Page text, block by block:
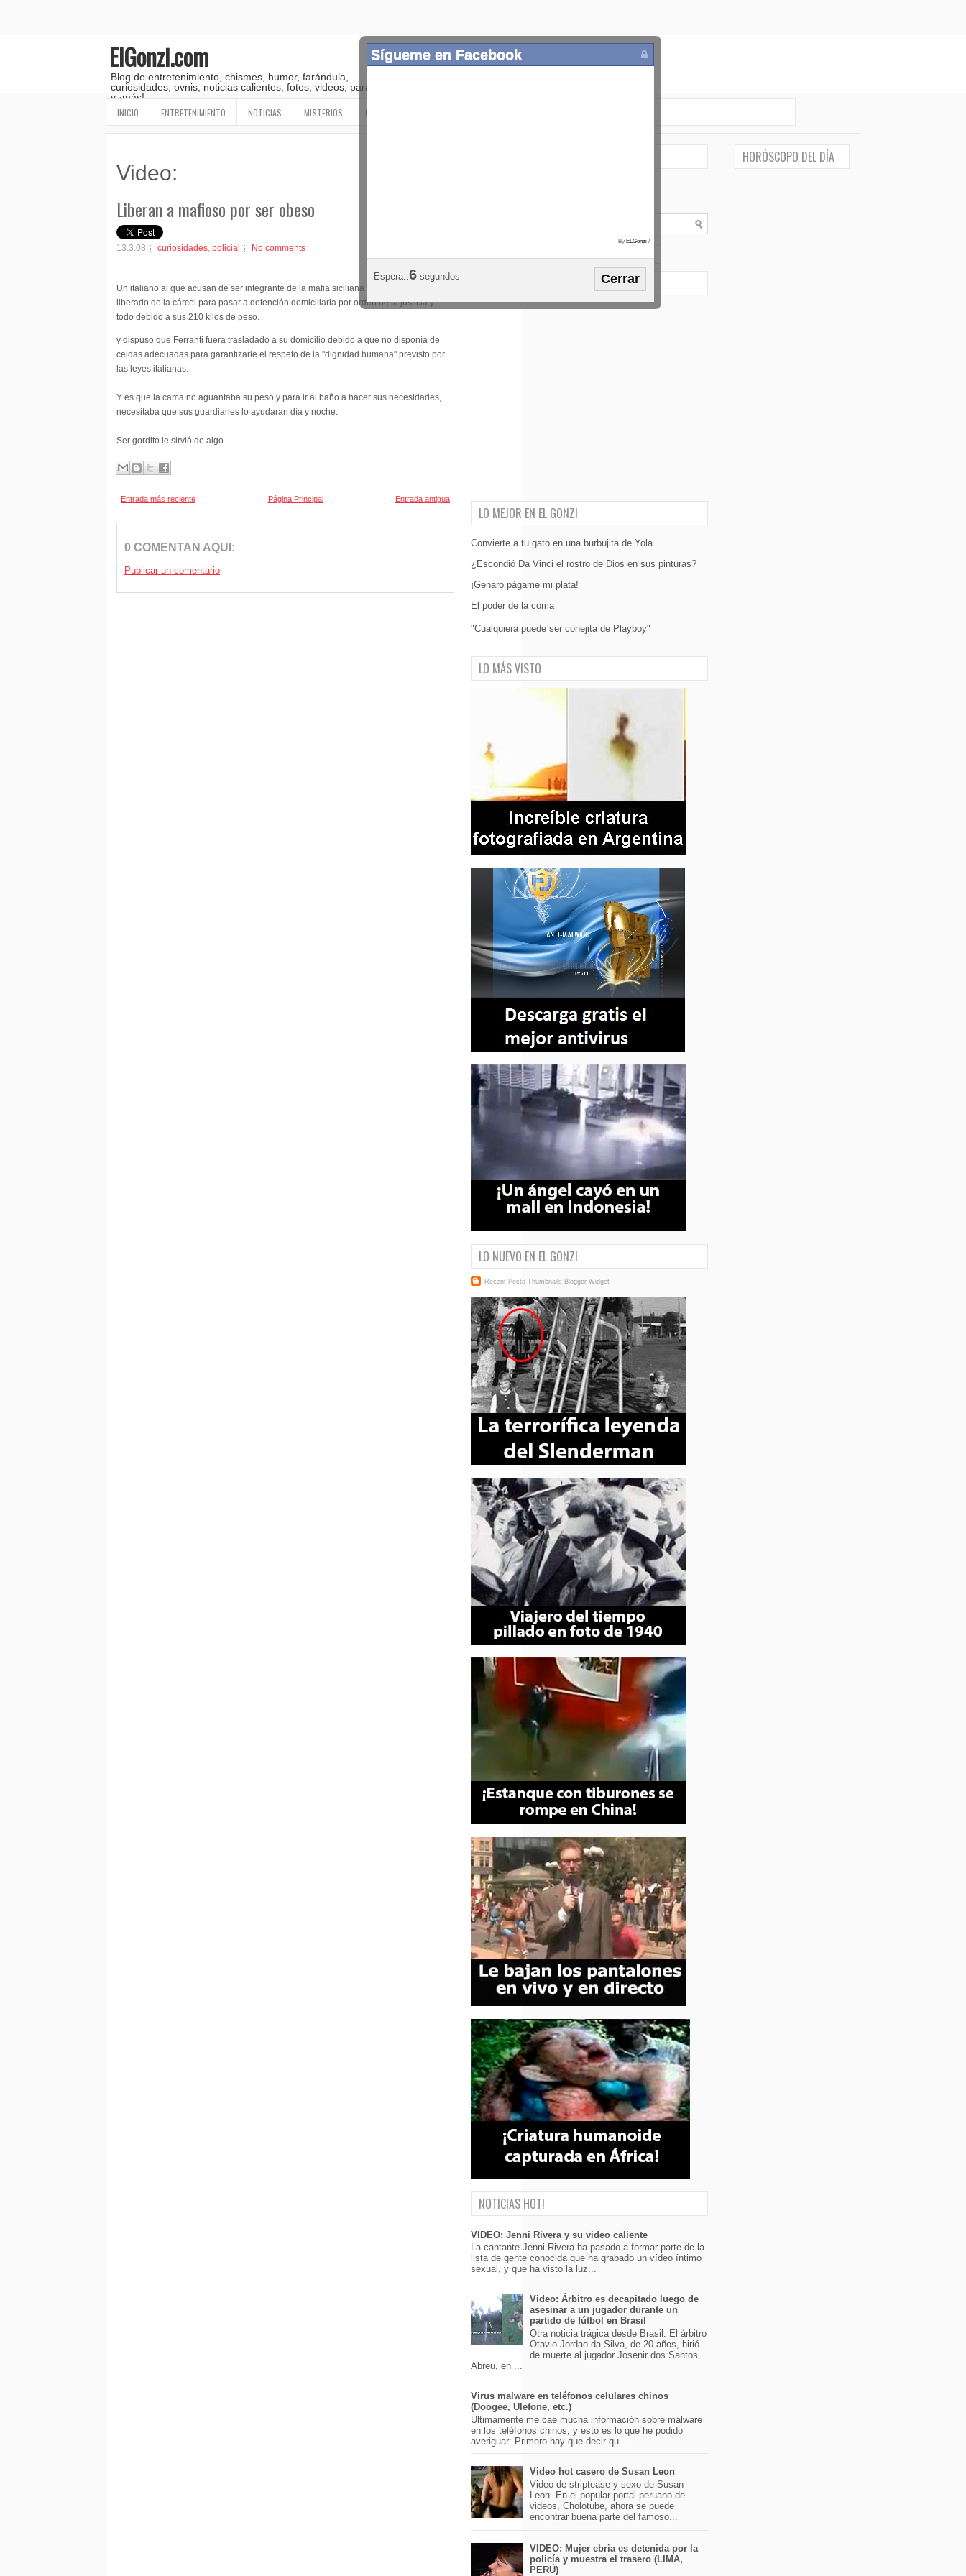
ElGonzi.com
Blog de entretenimiento, chismes, humor, farándula,
curiosidades, ovnis, noticias calientes, fotos, videos, paranormal
y ¡más!
INICIO ENTRETENIMIENTO NOTICIAS MISTERIOS OTROS
Video:
Liberan a mafioso por ser obeso
13.3.08 curiosidades, policial No comments
Un italiano al que acusan de ser integrante de la mafia siciliana Cosa Nostra, fue
liberado de la cárcel para pasar a detención domiciliaria por orden de la justicia y
todo debido a sus 210 kilos de peso.
y dispuso que Ferranti fuera trasladado a su domicilio debido a que no disponía de
celdas adecuadas para garantizarle el respeto de la "dignidad humana" previsto por
las leyes italianas.
Y es que la cama no aguantaba su peso y para ir al baño a hacer sus necesidades,
necesitaba que sus guardianes lo ayudaran día y noche.
Ser gordito le sirvió de algo...
Entrada más reciente Entrada antigua
Página Principal
0 COMENTAN AQUI:
Publicar un comentario
LO MEJOR EN EL GONZI
Convierte a tu gato en una burbujita de Yola
¿Escondió Da Vinci el rostro de Dios en sus pinturas?
¡Genaro págame mi plata!
El poder de la coma
"Cualquiera puede ser conejita de Playboy"
Sígueme en Facebook
By ELGonzi /
Espera..5 segundos Cerrar
LO MÁS VISTO
LO NUEVO EN EL GONZI
Recent Posts Thumbnails Blogger Widget
NOTICIAS HOT!
VIDEO: Jenni Rivera y su video caliente
La cantante Jenni Rivera ha pasado a formar parte de la
lista de gente conocida que ha grabado un vídeo íntimo
sexual, y que ha visto la luz...
Video: Árbitro es decapitado luego de
asesinar a un jugador durante un
partido de fútbol en Brasil
Otra noticia trágica desde Brasil: El árbitro
Otavio Jordao da Silva, de 20 años, hirió
de muerte al jugador Josenir dos Santos
Abreu, en ...
Virus malware en teléfonos celulares chinos
(Doogee, Ulefone, etc.)
Últimamente me cae mucha información sobre malware
en los teléfonos chinos, y esto es lo que he podido
averiguar: Primero hay que decir qu...
Video hot casero de Susan Leon
Video de striptease y sexo de Susan
Leon. En el popular portal peruano de
videos, Cholotube, ahora se puede
encontrar buena parte del famoso...
VIDEO: Mujer ebria es detenida por la
policía y muestra el trasero (LIMA,
PERÚ)
HORÓSCOPO DEL DÍA